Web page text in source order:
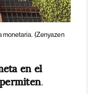
monetaria. (Zenyazen
en el
.